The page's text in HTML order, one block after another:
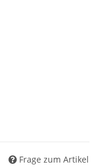
Frage zum Artikel